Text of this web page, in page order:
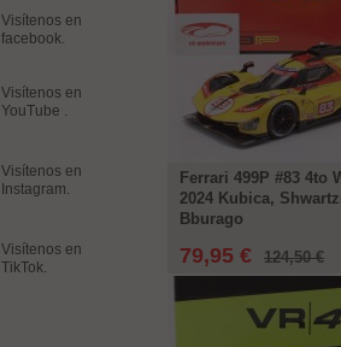
Visítenos en
facebook.
Visítenos en
YouTube .
Visítenos en
Instagram.
Visítenos en
TikTok.
Ferrari 499P #83 4to
2024 Kubica,
Bburago
79,95 € 124,50 €